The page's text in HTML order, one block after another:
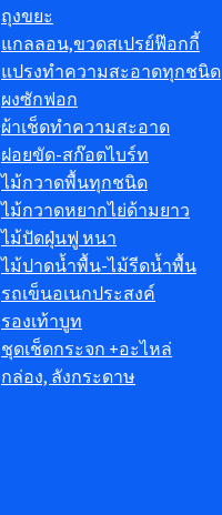
ถุงขยะ
แกลลอน,ขวดสเปรย์ฟ๊อกกี้
แปรงทำความสะอาดทุกชนิด
ผงซักฟอก
ผ้าเช็ดทำความสะอาด
ฝอยขัด-สก๊อตไบร์ท
ไม้กวาดพื้นทุกชนิด
ไม้กวาดหยากไย่ด้ามยาว
ไม้ปัดฝุ่นฟู หนา
ไม้ปาดน้ำพื้น-ไม้รีดน้ำพื้น
รถเข็นอเนกประสงค์
รองเท้าบูท
ชุดเช็ดกระจก +อะไหล่
กล่อง, ลังกระดาษ